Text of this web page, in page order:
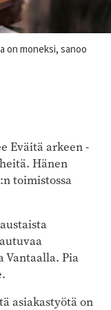
on moneksi, sanoo
Eväitä arkeen -
Hänen
toimistossa
Vantaalla. Pia
asiakastyötä on